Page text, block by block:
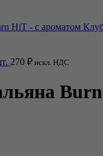
HiT - с ароматом
270 ₽ искл. НДС